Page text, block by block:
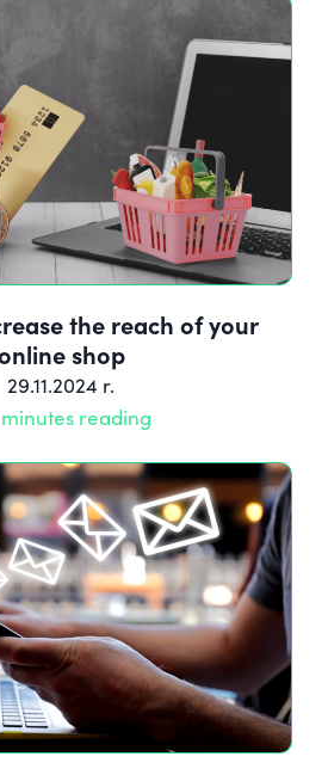
the reach of your
shop
29.11.2024 r.
reading